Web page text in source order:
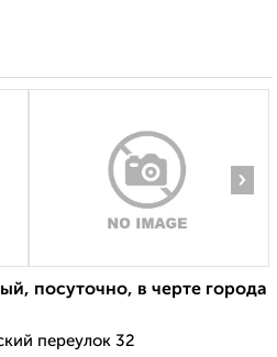
›
посуточно, в черте города
переулок 32